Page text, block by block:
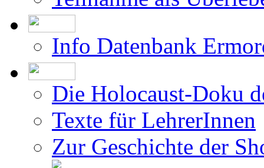
Die Holocaust-Doku
Texte für LehrerInnen
Zur Geschichte der
Didaktische